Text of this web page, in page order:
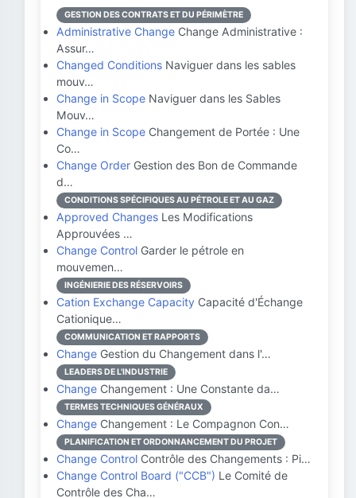
GESTION DES CONTRATS ET DU PÉRIMÈTRE
Administrative Change Change Administrative :
Assur…
Changed Conditions Naviguer dans les sables
mouv…
Change in Scope Naviguer dans les Sables
Mouv…
Change in Scope Changement de Portée : Une
Co…
Change Order Gestion des Bon de Commande
d…
CONDITIONS SPÉCIFIQUES AU PÉTROLE ET AU GAZ
Approved Changes Les Modifications
Approuvées …
Change Control Garder le pétrole en
mouvemen…
INGÉNIERIE DES RÉSERVOIRS
Cation Exchange Capacity Capacité d'Échange
Cationique…
COMMUNICATION ET RAPPORTS
Change Gestion du Changement dans l'…
LEADERS DE L'INDUSTRIE
Change Changement : Une Constante da…
TERMES TECHNIQUES GÉNÉRAUX
Change Changement : Le Compagnon Con…
PLANIFICATION ET ORDONNANCEMENT DU PROJET
Change Control Contrôle des Changements : Pi…
Change Control Board ("CCB") Le Comité de
Contrôle des Cha…